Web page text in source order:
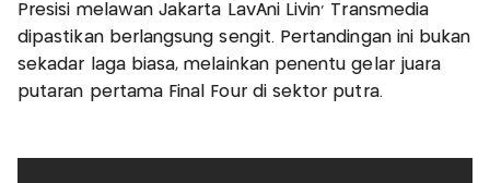
Presisi melawan Jakarta LavAni Livin' Transmedia
dipastikan berlangsung sengit. Pertandingan ini bukan
sekadar laga biasa, melainkan penentu gelar juara
putaran pertama Final Four di sektor putra.